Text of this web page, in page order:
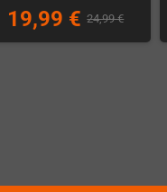
19,99 € 24,99 €